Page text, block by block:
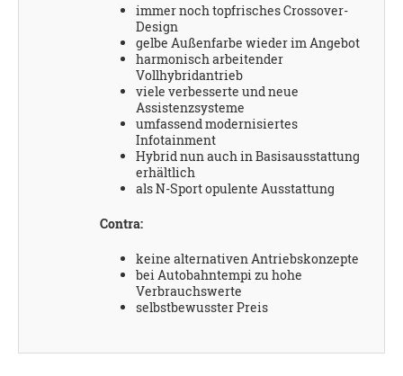
immer noch topfrisches Crossover-
Design
gelbe Außenfarbe wieder im Angebot
harmonisch arbeitender
Vollhybridantrieb
viele verbesserte und neue
Assistenzsysteme
umfassend modernisiertes
Infotainment
Hybrid nun auch in Basisausstattung
erhältlich
als N-Sport opulente Ausstattung
Contra:
keine alternativen Antriebskonzepte
bei Autobahntempi zu hohe
Verbrauchswerte
selbstbewusster Preis